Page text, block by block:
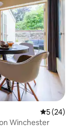
5 (24)
Winchester